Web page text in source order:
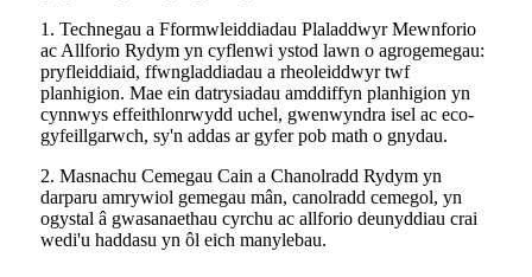
1. Technegau a Fformwleiddiadau Plaladdwyr Mewnforio
ac Allforio Rydym yn cyflenwi ystod lawn o agrogemegau:
pryfleiddiaid, ffwngladdiadau a rheoleiddwyr twf
planhigion. Mae ein datrysiadau amddiffyn planhigion yn
cynnwys effeithlonrwydd uchel, gwenwyndra isel ac eco-
gyfeillgarwch, sy'n addas ar gyfer pob math o gnydau.
2. Masnachu Cemegau Cain a Chanolradd Rydym yn
darparu amrywiol gemegau mân, canolradd cemegol, yn
ogystal â gwasanaethau cyrchu ac allforio deunyddiau crai
wedi'u haddasu yn ôl eich manylebau.